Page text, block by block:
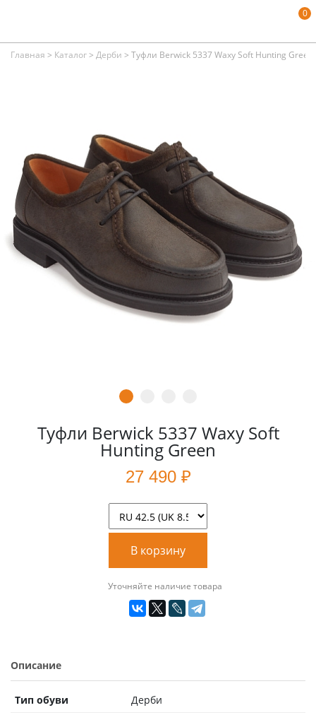
0
Главная > Каталог> Дерби > Туфли Berwick 5337 Waxy Soft Hunting Green
Туфли Berwick 5337 Waxy Soft
Hunting Green
27 490 ₽
В корзину
Уточняйте наличие товара
Описание
Тип обуви
Дерби